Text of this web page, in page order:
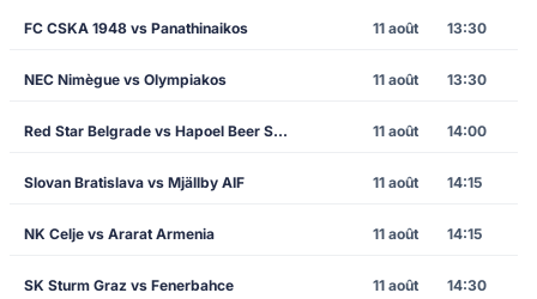
FC CSKA 1948 vs Panathinaikos 11 août 13:30
NEC Nimègue vs Olympiakos 11 août 13:30
Red Star Belgrade vs Hapoel Beer Sheva 11 août 14:00
Slovan Bratislava vs Mjällby AIF 11 août 14:15
NK Celje vs Ararat Armenia 11 août 14:15
SK Sturm Graz vs Fenerbahce 11 août 14:30